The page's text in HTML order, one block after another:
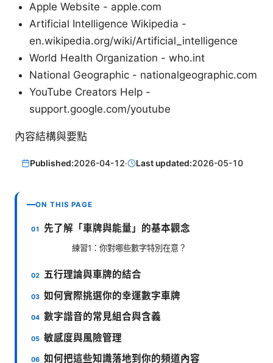
Apple Website - apple.com
Artificial Intelligence Wikipedia -
en.wikipedia.org/wiki/Artificial_intelligence
World Health Organization - who.int
National Geographic - nationalgeographic.com
YouTube Creators Help -
support.google.com/youtube
內容結構與要點
Published:2026-04-12· Last updated:2026-05-10
ON THIS PAGE
先了解「車牌與能量」的基本觀念
練習1：你對哪些數字特別在意？
五行理論與車牌的結合
如何實際挑選你的幸運數字車牌
數字諧音的常見組合與含義
敏感度與風險管理
如何把這些知識落地到你的頻道內容